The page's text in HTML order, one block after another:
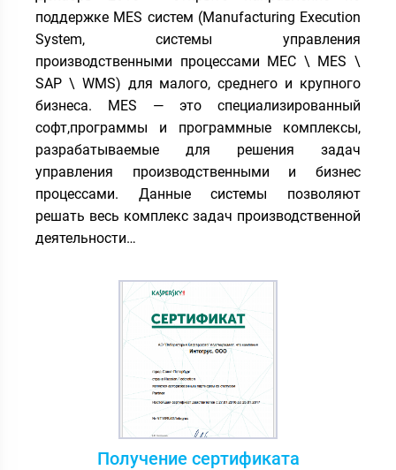
поддержке MES систем (Manufacturing Execution
System, системы управления
производственными процессами МЕС \ MES \
SAP \ WMS) для малого, среднего и крупного
бизнеса. MES — это специализированный
софт,программы и программные комплексы,
разрабатываемые для решения задач
управления производственными и бизнес
процессами. Данные системы позволяют
решать весь комплекс задач производственной
деятельности…
Получение сертификата